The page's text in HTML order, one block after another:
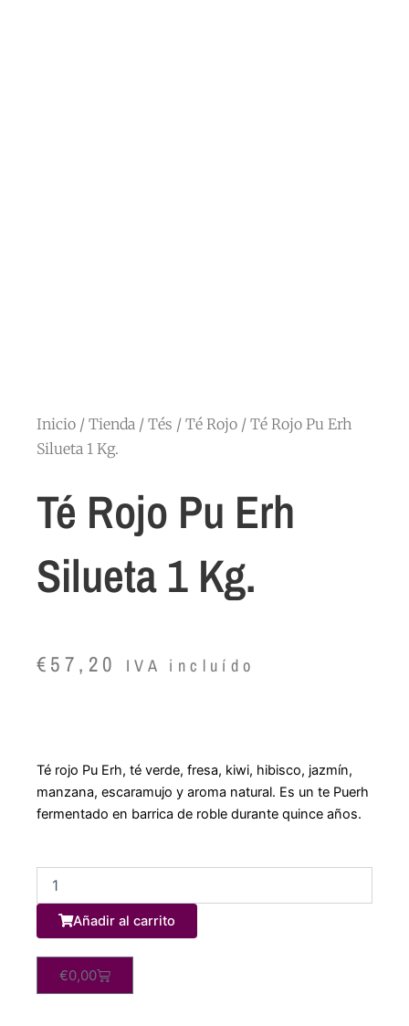
Inicio / Tienda / Tés / Té Rojo / Té Rojo Pu Erh
Silueta 1 Kg.
Té Rojo Pu Erh
Silueta 1 Kg.
€57,20 IVA incluído
Té rojo Pu Erh, té verde, fresa, kiwi, hibisco, jazmín,
manzana, escaramujo y aroma natural. Es un te Puerh
fermentado en barrica de roble durante quince años.
frutas,
gominolas
gramos
Añadir al carrito
€0,00Carrito